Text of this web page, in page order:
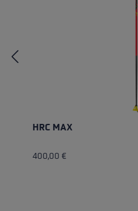
HRC MAX
400,00 €